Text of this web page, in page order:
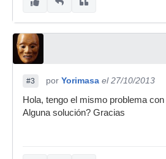
#3 por Yorimasa el 27/10/2013
Hola, tengo el mismo problema
Alguna solución? Gracias